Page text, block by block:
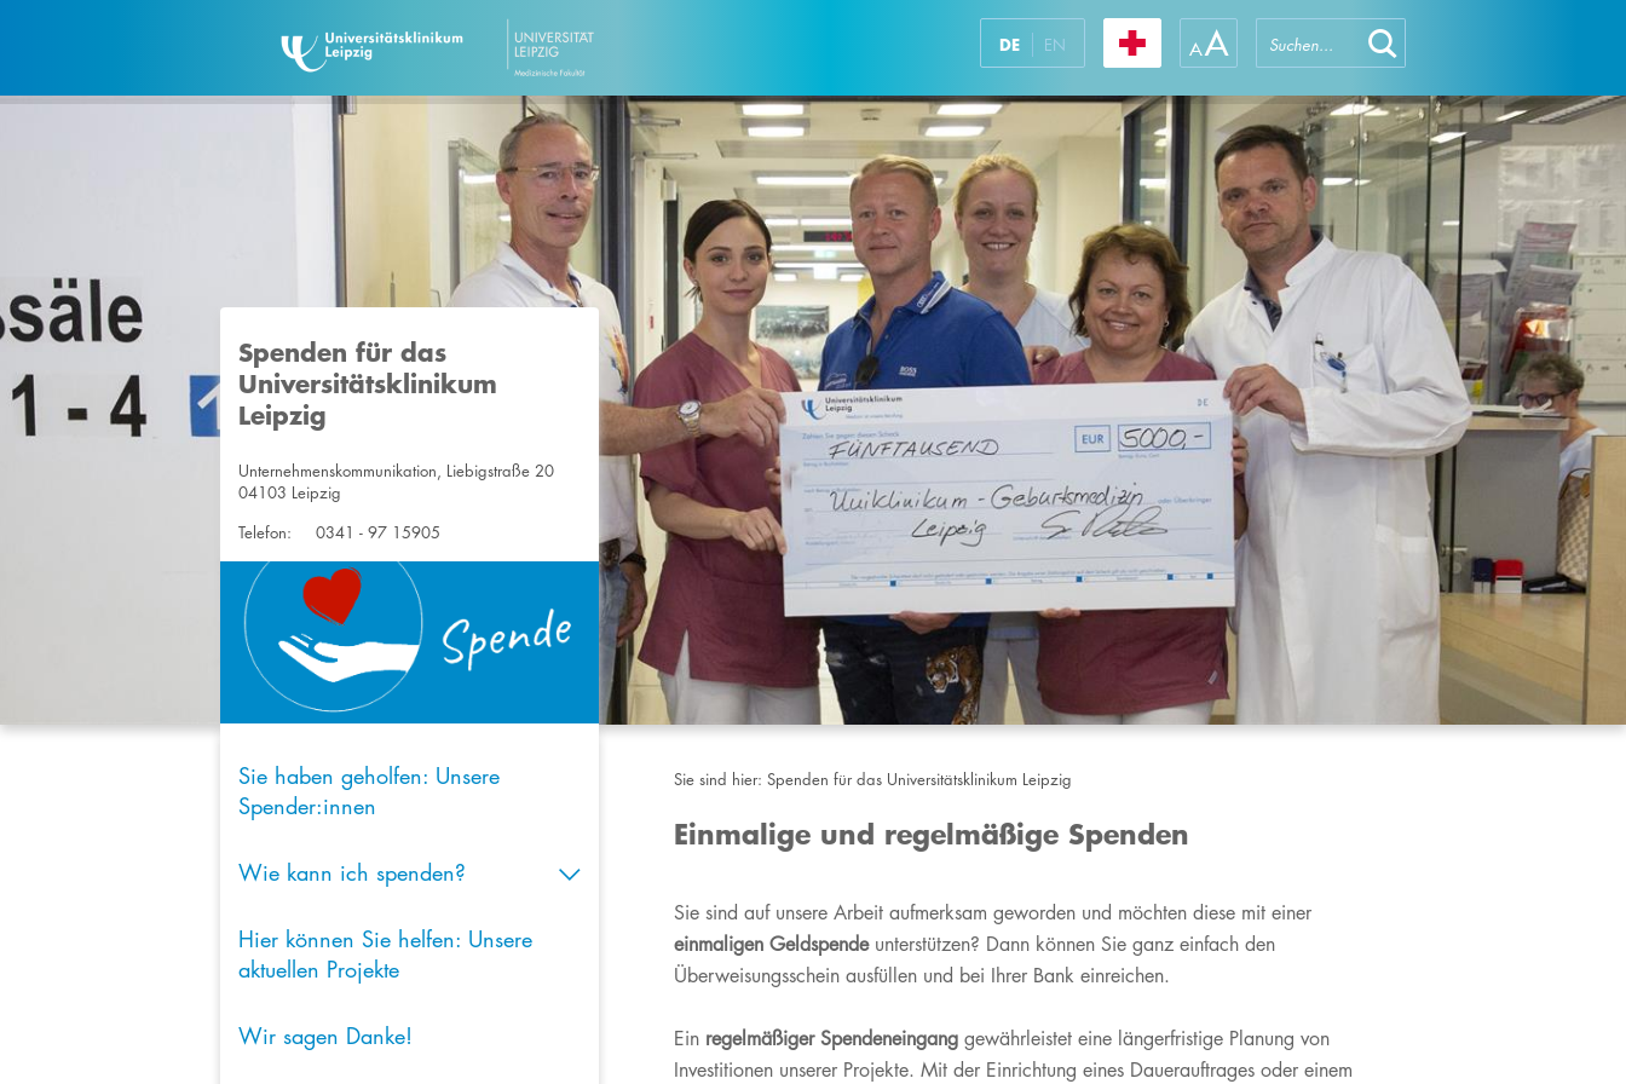
DE EN
Spenden für das
Universitätsklinikum
Leipzig
Unternehmenskommunikation, Liebigstraße 20
04103 Leipzig
Telefon:
0341 - 97 15905
Sie haben geholfen: Unsere
Spender:innen
Wie kann ich spenden?
Hier können Sie helfen: Unsere
aktuellen Projekte
Wir sagen Danke!
Sie sind hier:Spenden für das Universitätsklinikum Leipzig
Einmalige und regelmäßige Spenden
Sie sind auf unsere Arbeit aufmerksam geworden und möchten diese mit einer
einmaligen Geldspende unterstützen? Dann können Sie ganz einfach den
Überweisungsschein ausfüllen und bei Ihrer Bank einreichen.
Ein regelmäßiger Spendeneingang gewährleistet eine längerfristige Planung von
Investitionen unserer Projekte. Mit der Einrichtung eines Dauerauftrages oder einem